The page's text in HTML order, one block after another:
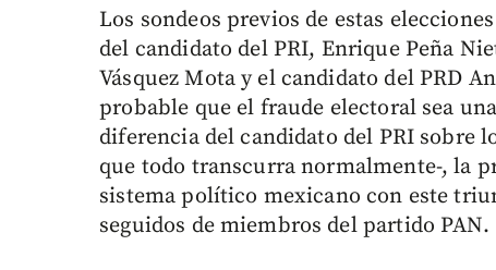
Los sondeos previos de estas
del candidato del PRI, Enrique Peña
Vásquez Mota y el candidato del PRD
probable que el fraude electoral sea
diferencia del candidato del PRI sobre
que todo transcurra normalmente-, la
sistema político mexicano con este
seguidos de miembros del partido PAN.